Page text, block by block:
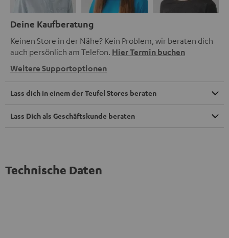
Deine Kaufberatung
Keinen Store in der Nähe? Kein Problem, wir beraten dich
auch persönlich am Telefon. Hier Termin buchen
Weitere Supportoptionen
Lass dich in einem der Teufel Stores beraten
Lass Dich als Geschäftskunde beraten
Technische Daten